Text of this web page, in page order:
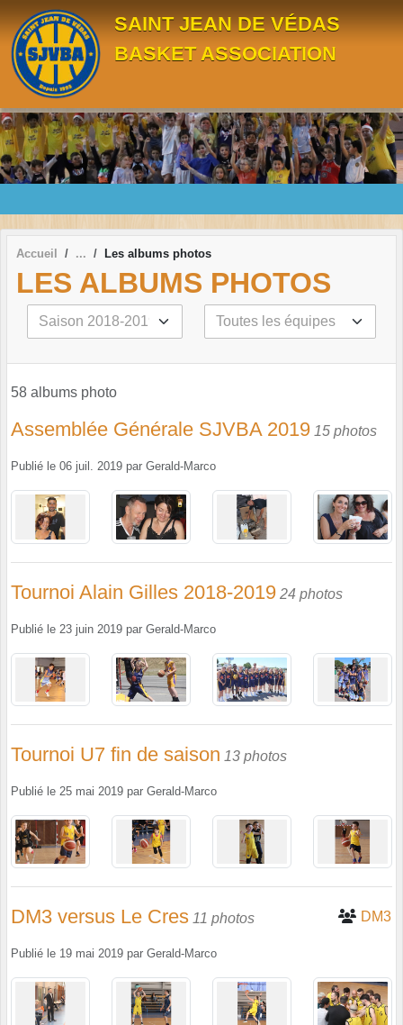
SAINT JEAN DE VÉDAS
BASKET ASSOCIATION
Accueil Les albums photos
LES ALBUMS PHOTOS
58 albums photo
Assemblée Générale SJVBA 2019 15 photos
Publié le 06 juil. 2019 par Gerald-Marco
Tournoi Alain Gilles 2018-2019 24 photos
Publié le 23 juin 2019 par Gerald-Marco
Tournoi U7 fin de saison 13 photos
Publié le 25 mai 2019 par Gerald-Marco
DM3 versus Le Cres 11 photos DM3
Publié le 19 mai 2019 par Gerald-Marco
Panneau de gestion des cookies